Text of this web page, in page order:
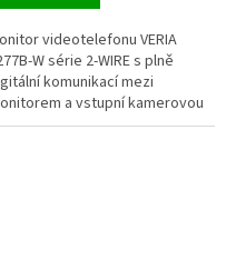
videotelefonu VERIA
W série 2-WIRE s plně
komunikací mezi
a vstupní kamerovou
a s možností